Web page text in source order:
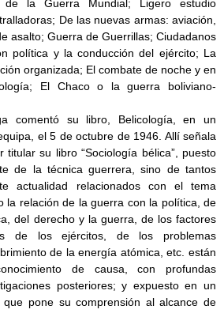
de la Guerra Mundial; Ligero estudio
De las nuevas armas: aviación,
asalto; Guerra de Guerrillas; Ciudadanos
política y la conducción del ejército; La
organizada; El combate de noche y en
El Chaco o la guerra boliviano-
comentó su libro, Belicología, en un
el 5 de octubre de 1946. Allí señala
titular su libro “Sociología bélica”, puesto
de la técnica guerrera, sino de tantos
actualidad relacionados con el tema
la relación de la guerra con la política, de
del derecho y la guerra, de los factores
de los ejércitos, de los problemas
de la energía atómica, etc. están
de causa, con profundas
posteriores; y expuesto en un
pone su comprensión al alcance de